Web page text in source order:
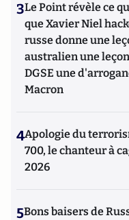
3Le Point révèle ce
que Xavier Niel
russe donne une
australien une
DGSE une
Macron
4Apologie du
700, le chanteur à
2026
5Bons baisers de